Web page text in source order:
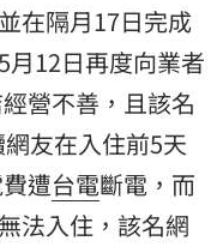
在隔月17日完成
月12日再度向業者
營不善，且該名
友在入住前5天
遭台電斷電，而
法入住，該名網